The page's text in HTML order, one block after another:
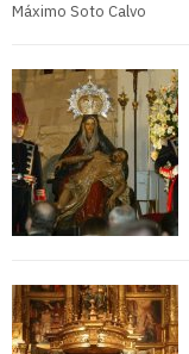
Máximo Soto Calvo